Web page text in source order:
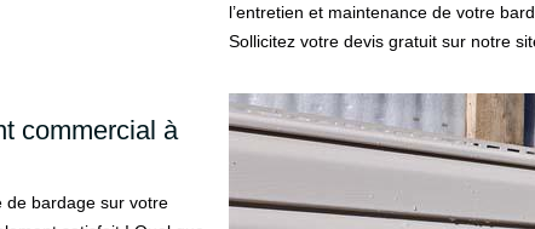
l’entretien et maintenance de votre
Sollicitez votre devis gratuit sur notre
commercial à
de bardage sur votre